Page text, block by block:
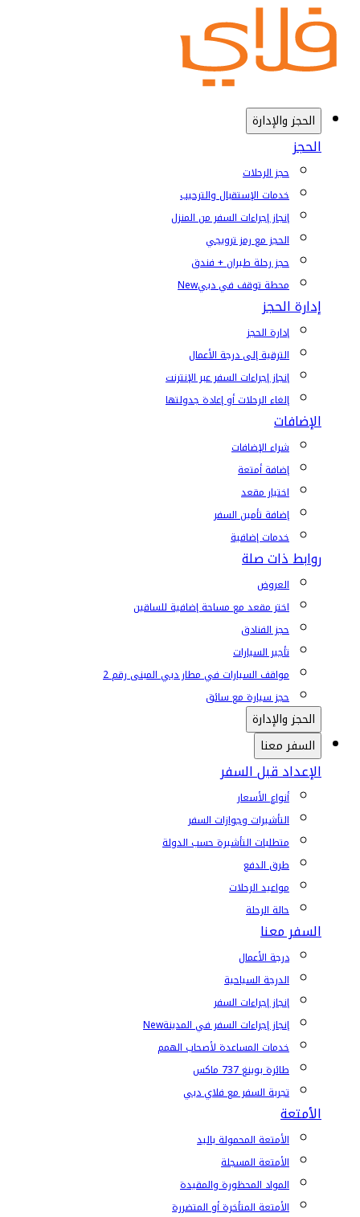
الحجز والإدارة
الحجز
حجز الرحلات
خدمات الإستقبال والترحيب
إنجاز إجراءات السفر من المنزل
الحجز مع رمز ترويجي
حجز رحلة طيران + فندق
محطة توقف في دبيNew
إدارة الحجز
إدارة الحجز
الترقية إلى درجة الأعمال
إنجاز إجراءات السفر عبر الإنترنت
إلغاء الرحلات أو إعادة جدولتها
الإضافات
شراء الإضافات
إضافة أمتعة
اختيار مقعد
إضافة تأمين السفر
خدمات إضافية
روابط ذات صلة
العروض
اختر مقعد مع مساحة إضافية للساقين
حجز الفنادق
تأجير السيارات
مواقف السيارات في مطار دبي المبنى رقم 2
حجز سيارة مع سائق
الحجز والإدارة
السفر معنا
الإعداد قبل السفر
أنواع الأسعار
التأشيرات وجوازات السفر
متطلبات التأشيرة حسب الدولة
طرق الدفع
مواعيد الرحلات
حالة الرحلة
السفر معنا
درجة الأعمال
الدرجة السياحية
إنجاز إجراءات السفر
إنجاز إجراءات السفر في المدينةNew
خدمات المساعدة لأصحاب الهمم
طائرة بوينغ 737 ماكس
تجربة السفر مع فلاي دبي
الأمتعة
الأمتعة المحمولة باليد
الأمتعة المسجلة
المواد المحظورة والمقيدة
الأمتعة المتأخرة أو المتضررة